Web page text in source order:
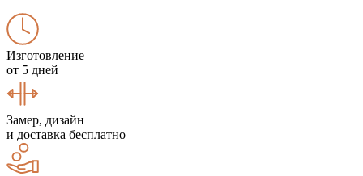
Изготовление
от 5 дней
Замер, дизайн
и доставка бесплатно